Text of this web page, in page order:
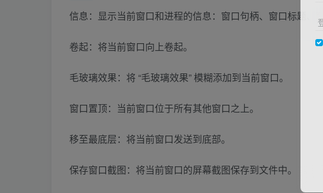
信息：显示当前窗口和进程的信息：窗口句柄、窗口标题、
卷起：将当前窗口向上卷起。
毛玻璃效果：将 “毛玻璃效果” 模糊添加到当前窗口。
窗口置顶：当前窗口位于所有其他窗口之上。
移至最底层：将当前窗口发送到底部。
保存窗口截图：将当前窗口的屏幕截图保存到文件中。